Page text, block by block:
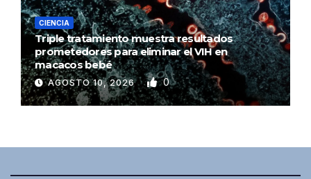
CIENCIA
Triple tratamiento muestra resultados
prometedores para eliminar el VIH en
macacos bebé
AGOSTO 10, 2026 0